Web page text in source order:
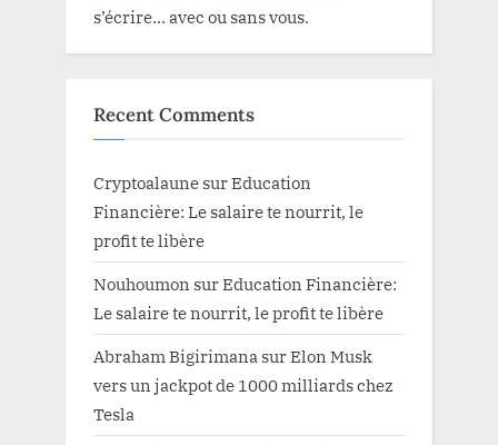
s’écrire… avec ou sans vous.
Recent Comments
Cryptoalaune surEducation
Financière: Le salaire te nourrit, le
profit te libère
Nouhoumon surEducation Financière:
Le salaire te nourrit, le profit te libère
Abraham Bigirimana surElon Musk
vers un jackpot de 1000 milliards chez
Tesla